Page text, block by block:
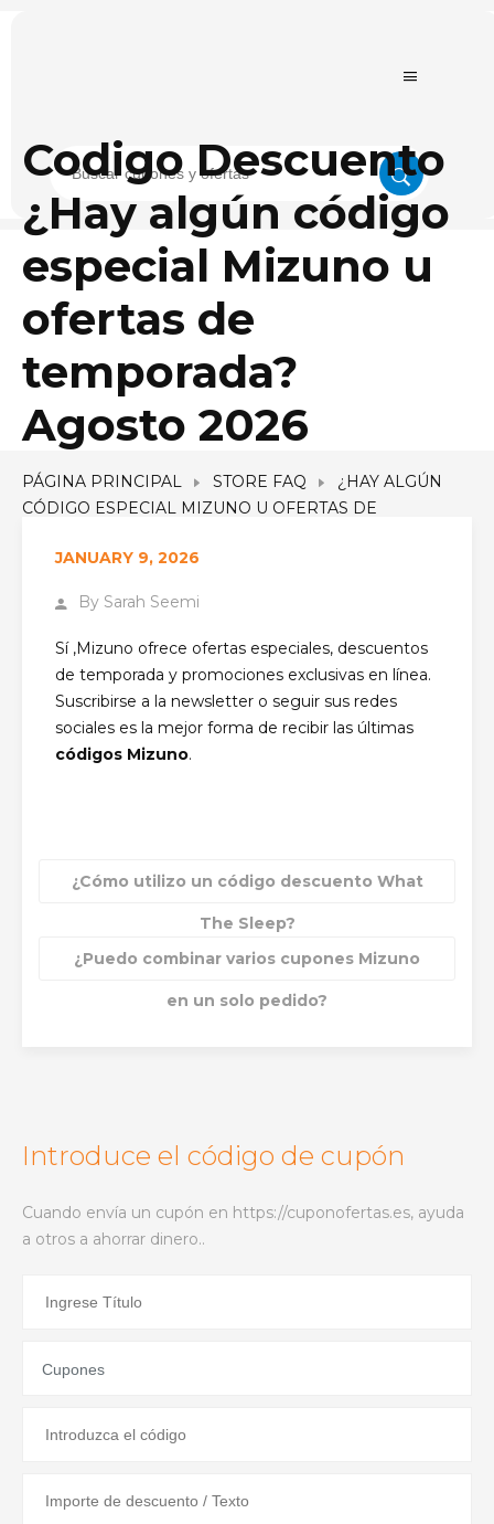
Codigo Descuento
¿Hay algún código
especial Mizuno u
ofertas de
temporada?
Agosto 2026
PÁGINA PRINCIPAL STORE FAQ
¿HAY ALGÚN
CÓDIGO ESPECIAL MIZUNO U OFERTAS DE
JANUARY 9, 2026
By Sarah Seemi
Sí ,Mizuno ofrece ofertas especiales, descuentos
de temporada y promociones exclusivas en línea.
Suscribirse a la newsletter o seguir sus redes
sociales es la mejor forma de recibir las últimas
códigos Mizuno.
¿Cómo utilizo un código descuento What
The Sleep?
¿Puedo combinar varios cupones Mizuno
en un solo pedido?
Introduce el código de cupón
Cuando envía un cupón en https://cuponofertas.es, ayuda
a otros a ahorrar dinero..